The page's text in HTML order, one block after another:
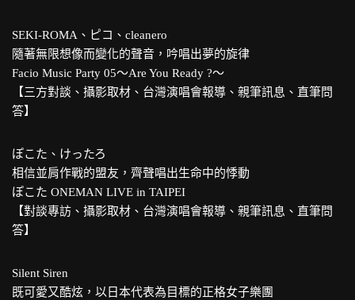
SEKI-ROMA、ピコ、cleanero
隨著無限想像而變化的聲音，吟唱出夢的旋律
Facio Music Party 05〜Are You Ready ?〜
【三方對談、攝影取材、台灣演唱會報導、親筆訊息、直筆問
答】
ぽこた、けったろ
相信並肩作戰的盟友，齊聲唱出生命中的悸動
ぽこた ONEMAN LIVE in TAIPEI
【對談專訪、攝影取材、台灣演唱會報導、親筆訊息、直筆問
答】
Silent Siren
既可愛又酷炫，以日本代表為目標的正格女子樂團